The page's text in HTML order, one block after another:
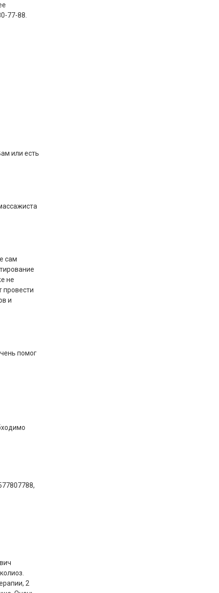
77-88.
или есть
сам
не
провести
и
помог
2